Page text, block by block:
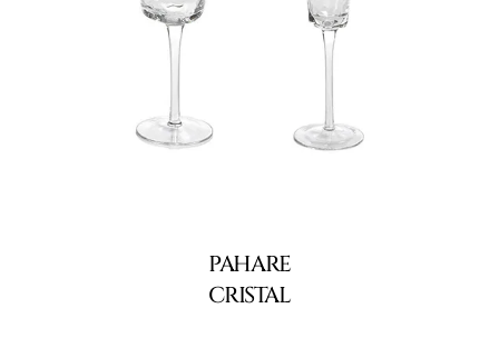
PAHARE
CRISTAL